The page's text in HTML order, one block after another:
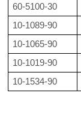
60-5100-30
10-1089-90
10-1065-90
10-1019-90
10-1534-90